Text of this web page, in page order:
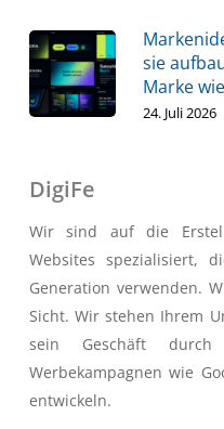
sie
Marke
24. Juli 2026
DigiFe
Wir sind auf die
Websites spezialisiert,
Generation verwenden.
Sicht. Wir stehen Ihrem
sein Geschäft
Werbekampagnen wie
entwickeln.